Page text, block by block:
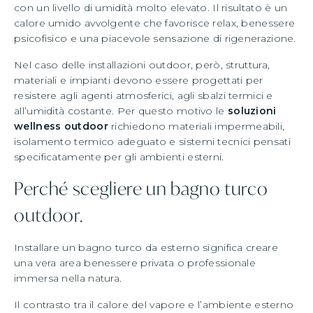
con un livello di umidità molto elevato. Il risultato è un
calore umido avvolgente che favorisce relax, benessere
psicofisico e una piacevole sensazione di rigenerazione.
Nel caso delle installazioni outdoor, però, struttura,
materiali e impianti devono essere progettati per
resistere agli agenti atmosferici, agli sbalzi termici e
all’umidità costante. Per questo motivo le soluzioni
wellness outdoorrichiedono materiali impermeabili,
isolamento termico adeguato e sistemi tecnici pensati
specificatamente per gli ambienti esterni.
Perché scegliere un bagno turco
outdoor.
Installare un bagno turco da esterno significa creare
una vera area benessere privata o professionale
immersa nella natura.
Il contrasto tra il calore del vapore e l’ambiente esterno